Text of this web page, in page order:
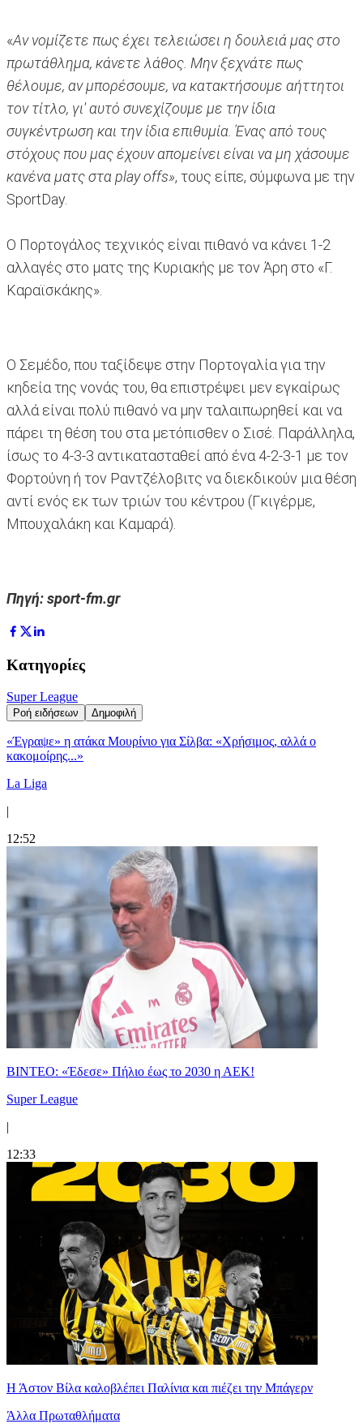
«Αν νομίζετε πως έχει τελειώσει η δουλειά μας στο
πρωτάθλημα, κάνετε λάθος. Μην ξεχνάτε πως
θέλουμε, αν μπορέσουμε, να κατακτήσουμε αήττητοι
τον τίτλο, γι' αυτό συνεχίζουμε με την ίδια
συγκέντρωση και την ίδια επιθυμία. Ένας από τους
στόχους που μας έχουν απομείνει είναι να μη χάσουμε
κανένα ματς στα play offs», τους είπε, σύμφωνα με την
SportDay.
Ο Πορτογάλος τεχνικός είναι πιθανό να κάνει 1-2
αλλαγές στο ματς της Κυριακής με τον Άρη στο «Γ.
Καραϊσκάκης».
Ο Σεμέδο, που ταξίδεψε στην Πορτογαλία για την
κηδεία της νονάς του, θα επιστρέψει μεν εγκαίρως
αλλά είναι πολύ πιθανό να μην ταλαιπωρηθεί και να
πάρει τη θέση του στα μετόπισθεν ο Σισέ. Παράλληλα,
ίσως το 4-3-3 αντικατασταθεί από ένα 4-2-3-1 με τον
Φορτούνη ή τον Ραντζέλοβιτς να διεκδικούν μια θέση
αντί ενός εκ των τριών του κέντρου (Γκιγέρμε,
Μπουχαλάκη και Καμαρά).
Πηγή: sport-fm.gr
Κατηγορίες
Super League
Ροή ειδήσεων Δημοφιλή
«Έγραψε» η ατάκα Μουρίνιο για Σίλβα: «Χρήσιμος, αλλά ο
κακομοίρης...»
La Liga
|
12:52
ΒΙΝΤΕΟ: «Έδεσε» Πήλιο έως το 2030 η ΑΕΚ!
Super League
|
12:33
Η Άστον Βίλα καλοβλέπει Παλίνια και πιέζει την Μπάγερν
Άλλα Πρωταθλήματα